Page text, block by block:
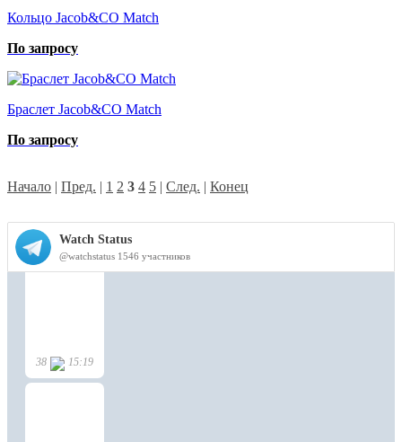
Кольцо Jacob&CO Match
По запросу
Браслет Jacob&CO Match
По запросу
Начало | Пред. | 1 2 3 4 5 | След. | Конец